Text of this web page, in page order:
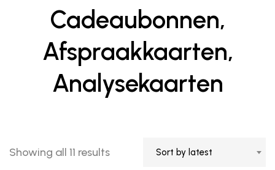
Cadeaubonnen,
Afspraakkaarten,
Analysekaarten
Showing all 11 results Sort by latest